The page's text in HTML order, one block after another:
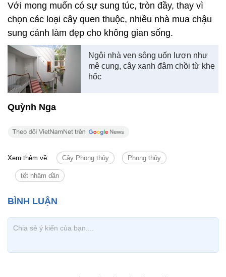
Với mong muốn có sự sung túc, tròn đầy, thay vì
chọn các loại cây quen thuộc, nhiều nhà mua chậu
sung cảnh làm đẹp cho không gian sống.
Ngôi nhà ven sông uốn lượn như
mê cung, cây xanh đâm chồi từ khe
hốc
Quỳnh Nga
Xem thêm về: Cây Phong thủy Phong thủy
tết nhâm dần